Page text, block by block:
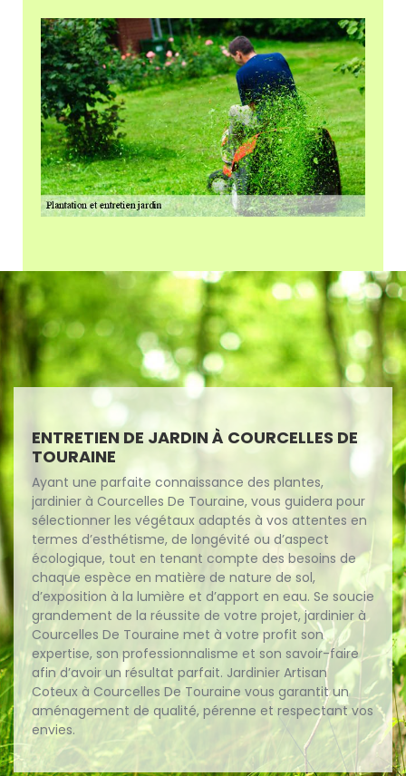
ENTRETIEN DE JARDIN À COURCELLES DE
TOURAINE
Ayant une parfaite connaissance des plantes,
jardinier à Courcelles De Touraine, vous guidera pour
sélectionner les végétaux adaptés à vos attentes en
termes d’esthétisme, de longévité ou d’aspect
écologique, tout en tenant compte des besoins de
chaque espèce en matière de nature de sol,
d’exposition à la lumière et d’apport en eau. Se soucie
grandement de la réussite de votre projet, jardinier à
Courcelles De Touraine met à votre profit son
expertise, son professionnalisme et son savoir-faire
afin d’avoir un résultat parfait. Jardinier Artisan
Coteux à Courcelles De Touraine vous garantit un
aménagement de qualité, pérenne et respectant vos
envies.